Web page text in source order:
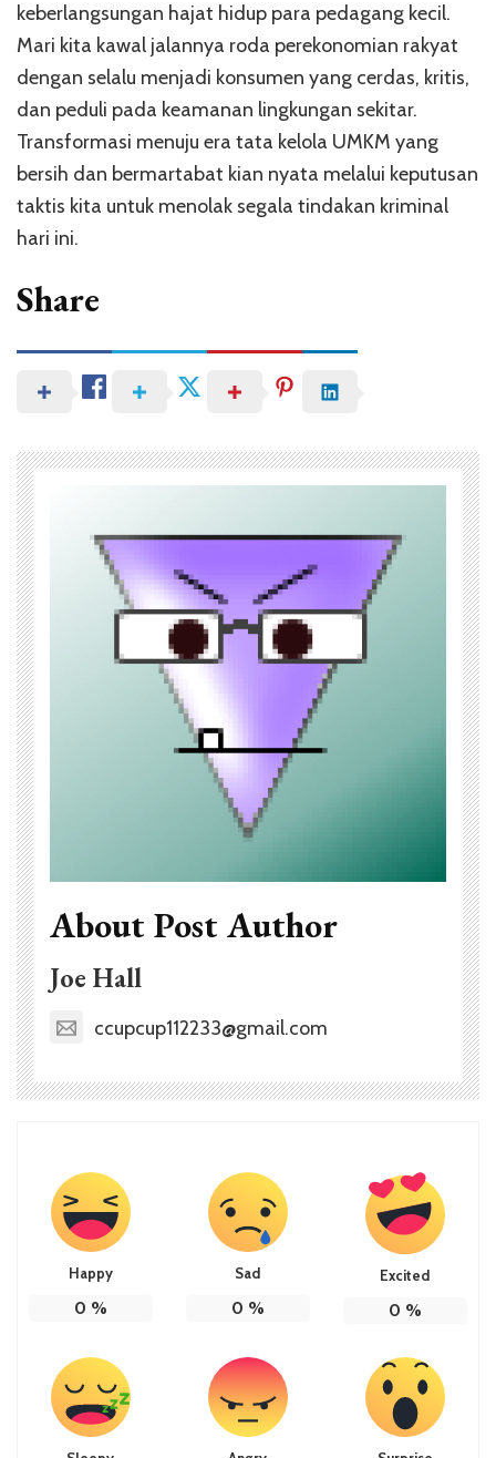
keberlangsungan hajat hidup para pedagang kecil.
Mari kita kawal jalannya roda perekonomian rakyat
dengan selalu menjadi konsumen yang cerdas, kritis,
dan peduli pada keamanan lingkungan sekitar.
Transformasi menuju era tata kelola UMKM yang
bersih dan bermartabat kian nyata melalui keputusan
taktis kita untuk menolak segala tindakan kriminal
hari ini.
Share
About Post Author
Joe Hall
ccupcup112233@gmail.com
Happy
0 %
Sad
0 %
Excited
0 %